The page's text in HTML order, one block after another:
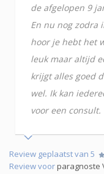
de afgelopen 9
En nu nog zodra
hoor je hebt het
leuk maar altijd
krijgt alles goed
wel. Ik kan
voor een consult.
Review geplaatst van 5
Review voorparagnoste